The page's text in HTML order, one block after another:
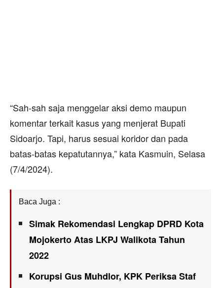
“Sah-sah saja menggelar aksi demo maupun
komentar terkait kasus yang menjerat Bupati
Sidoarjo. Tapi, harus sesuai koridor dan pada
batas-batas kepatutannya,” kata Kasmuin, Selasa
(7/4/2024).
Baca Juga :
Simak Rekomendasi Lengkap DPRD Kota
Mojokerto Atas LKPJ Walikota Tahun
2022
Korupsi Gus Muhdlor, KPK Periksa Staf